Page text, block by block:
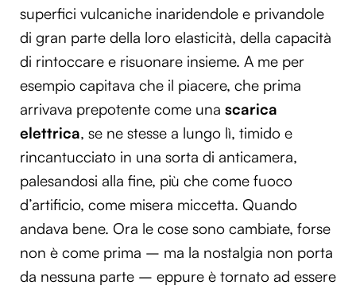
superfici vulcaniche inaridendole e privandole
di gran parte della loro elasticità, della capacità
di rintoccare e risuonare insieme. A me per
esempio capitava che il piacere, che prima
arrivava prepotente come una scarica
elettrica, se ne stesse a lungo lì, timido e
rincantucciato in una sorta di anticamera,
palesandosi alla fine, più che come fuoco
d’artificio, come misera miccetta. Quando
andava bene. Ora le cose sono cambiate, forse
non è come prima – ma la nostalgia non porta
da nessuna parte – eppure è tornato ad essere